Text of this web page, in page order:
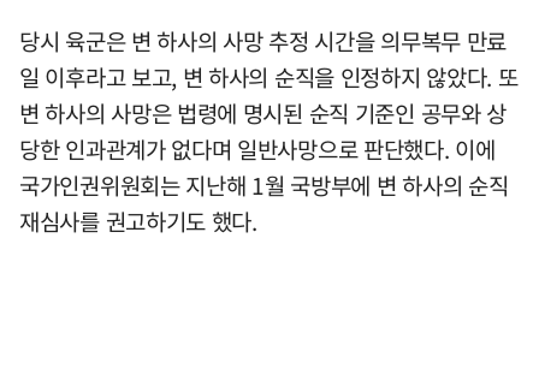
당시 육군은 변 하사의 사망 추정 시간을 의무복무 만료
일 이후라고 보고, 변 하사의 순직을 인정하지 않았다. 또
변 하사의 사망은 법령에 명시된 순직 기준인 공무와 상
당한 인과관계가 없다며 일반사망으로 판단했다. 이에
국가인권위원회는 지난해 1월 국방부에 변 하사의 순직
재심사를 권고하기도 했다.